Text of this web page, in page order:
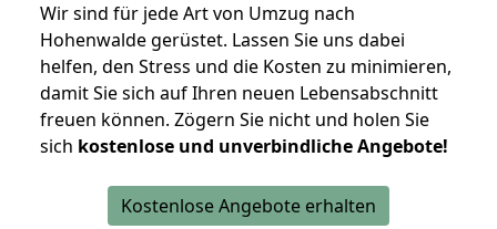
Wir sind für jede Art von Umzug nach
Hohenwalde gerüstet. Lassen Sie uns dabei
helfen, den Stress und die Kosten zu minimieren,
damit Sie sich auf Ihren neuen Lebensabschnitt
freuen können. Zögern Sie nicht und holen Sie
sich kostenlose und unverbindliche Angebote!
Kostenlose Angebote erhalten